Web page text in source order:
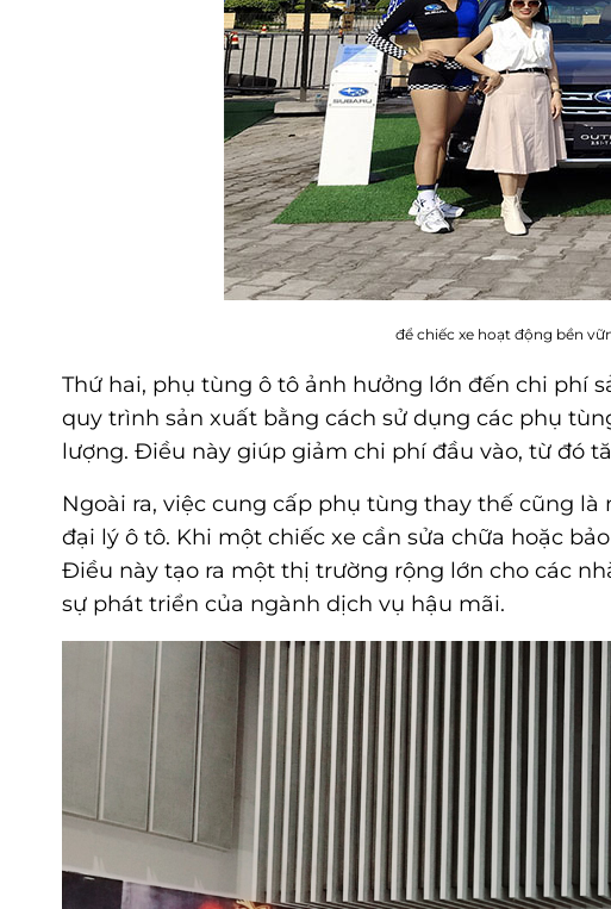
để chiếc xe hoạt động bền
Thứ hai, phụ tùng ô tô ảnh hưởng lớn đến chi phí
quy trình sản xuất bằng cách sử dụng các phụ
lượng. Điều này giúp giảm chi phí đầu vào, từ đó
Ngoài ra, việc cung cấp phụ tùng thay thế cũng
đại lý ô tô. Khi một chiếc xe cần sửa chữa hoặc
Điều này tạo ra một thị trường rộng lớn cho các
sự phát triển của ngành dịch vụ hậu mãi.